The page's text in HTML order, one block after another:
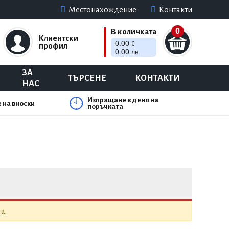
Местонахождение Контакти
Клиентски
профил
0
В количката
0.00 €
0.00 лв.
ЗА
НАС
ТЪРСЕНЕ КОНТАКТИ
вноски
Изпращане в деня на
поръчката